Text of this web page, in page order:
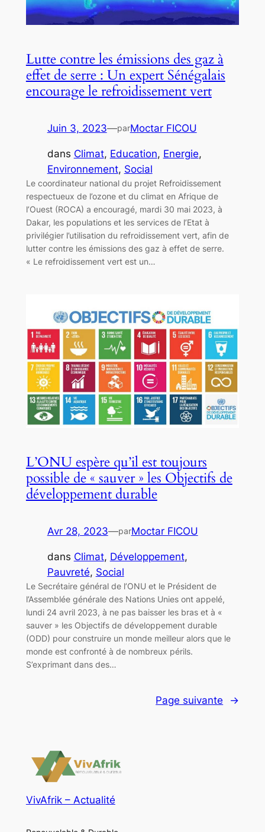
Lutte contre les émissions des gaz à
effet de serre : Un expert Sénégalais
encourage le refroidissement vert
Juin 3, 2023—parMoctar FICOU
dans Climat, Education, Energie
Environnement, Social
Le coordinateur national du projet Refroidissement
respectueux de l’ozone et du climat en Afrique de
l’Ouest (ROCA) a encouragé, mardi 30 mai 2023, à
Dakar, les populations et les services de l’Etat à
privilégier l’utilisation du refroidissement vert, afin de
lutter contre les émissions des gaz à effet de serre.
« Le refroidissement vert est un…
L’ONU espère qu’il est toujours
possible de « sauver » les Objectifs de
développement durable
Avr 28, 2023—parMoctar FICOU
dans Climat, Développement
Pauvreté, Social
Le Secrétaire général de l’ONU et le Président de
l’Assemblée générale des Nations Unies ont appelé,
lundi 24 avril 2023, à ne pas baisser les bras et à «
sauver » les Objectifs de développement durable
(ODD) pour construire un monde meilleur alors que le
monde est confronté à de nombreux périls.
S’exprimant dans des…
Page suivante →
VivAfrik – Actualité